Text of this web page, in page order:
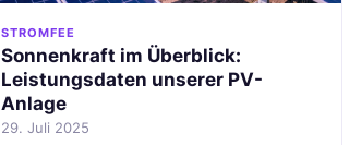
STROMFEE
Sonnenkraft im Überblick:
Leistungsdaten unserer PV-
Anlage
29. Juli 2025